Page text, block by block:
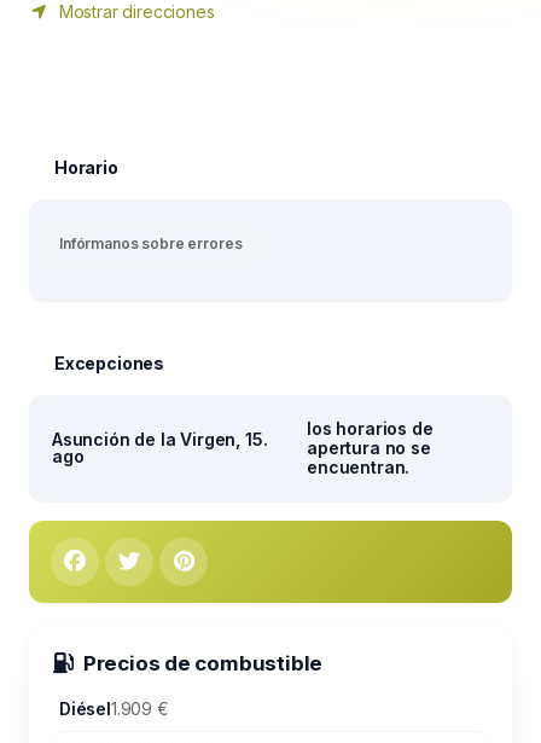
Mostrar direcciones
Horario
Infórmanos sobre errores
Excepciones
Asunción de la Virgen, 15.
ago
los horarios de
apertura no se
encuentran.
Precios de combustible
Diésel1.909 €